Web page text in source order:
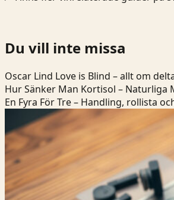
Du vill inte missa
Oscar Lind Love is Blind – allt om
Hur Sänker Man Kortisol – Naturliga
En Fyra För Tre – Handling, rollista